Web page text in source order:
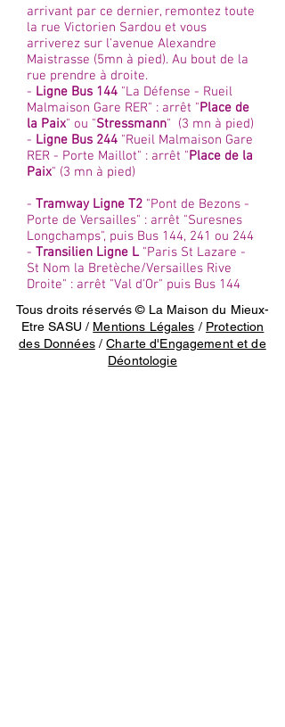
arrivant par ce dernier, remontez toute
la rue Victorien Sardou et vous
arriverez sur l'avenue Alexandre
Maistrasse (5mn à pied). Au bout de la
rue prendre à droite.
- Ligne Bus 144 "La Défense - Rueil
Malmaison Gare RER" : arrêt "Place de
la Paix" ou "Stressmann" (3 mn à pied)
- Ligne Bus 244 "Rueil Malmaison Gare
RER - Porte Maillot" : arrêt "Place de la
Paix" (3 mn à pied)
- Tramway Ligne T2 "Pont de Bezons -
Porte de Versailles" : arrêt "Suresnes
Longchamps", puis Bus 144, 241 ou 244
- Transilien Ligne L"Paris St Lazare -
St Nom la Bretèche/Versailles Rive
Droite" : arrêt "Val d'Or" puis Bus 144
Tous droits réservés © La Maison du Mieux-
Etre SASU / Mentions Légales / Protection
des Données/Charte d'Engagement et de
Déontologie